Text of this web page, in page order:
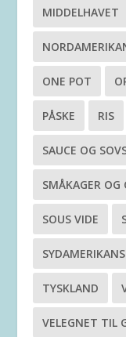
MIDDELHAVET
ONE POT
PÅSKE RIS
SAUCE OG
SMÅKAGER OG
SOUS VIDE
TYSKLAND
VELEGNET TIL